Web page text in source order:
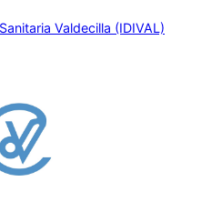
Valdecilla (IDIVAL)